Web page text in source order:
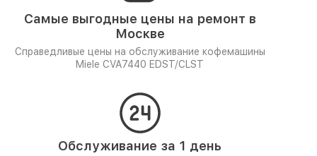
Самые выгодные цены на ремонт в
Москве
Справедливые цены на обслуживание кофемашины
Miele CVA7440 EDST/CLST
Обслуживание за 1 день